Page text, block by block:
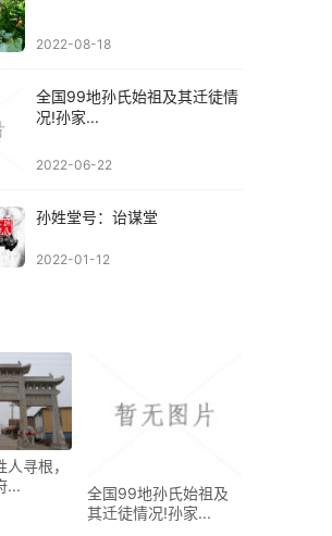
2022-08-18
全国99地孙氏始祖及其迁徒情
况!孙家...
2022-06-22
孙姓堂号：诒谋堂
2022-01-12
寻根，
...
全国99地孙氏始祖及
其迁徒情况!孙家...